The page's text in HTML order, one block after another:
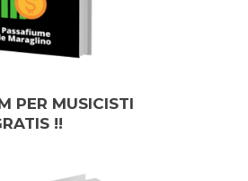
PER MUSICISTI
!!